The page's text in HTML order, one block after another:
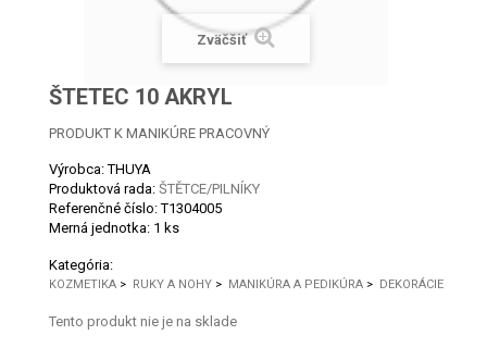
Zväčšiť
ŠTETEC 10 AKRYL
PRODUKT K MANIKÚRE PRACOVNÝ
Výrobca: THUYA
Produktová rada: ŠTĚTCE/PILNÍKY
Referenčné číslo:T1304005
Merná jednotka: 1 ks
Kategória:
KOZMETIKA > RUKY A NOHY > MANIKÚRA A PEDIKÚRA > DEKORÁCIE
Tento produkt nie je na sklade